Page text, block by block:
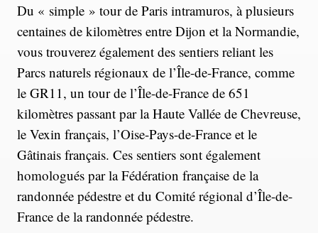
Du « simple » tour de Paris intramuros, à plusieurs
centaines de kilomètres entre Dijon et la Normandie,
vous trouverez également des sentiers reliant les
Parcs naturels régionaux de l’Île-de-France, comme
le GR11, un tour de l’Île-de-France de 651
kilomètres passant par la Haute Vallée de Chevreuse,
le Vexin français, l’Oise-Pays-de-France et le
Gâtinais français. Ces sentiers sont également
homologués par la Fédération française de la
randonnée pédestre et du Comité régional d’Île-de-
France de la randonnée pédestre.